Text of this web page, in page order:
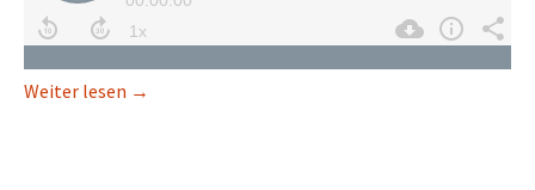
Weiter lesen Doom, Monkey Island, C&C: Das waren die wilden
→